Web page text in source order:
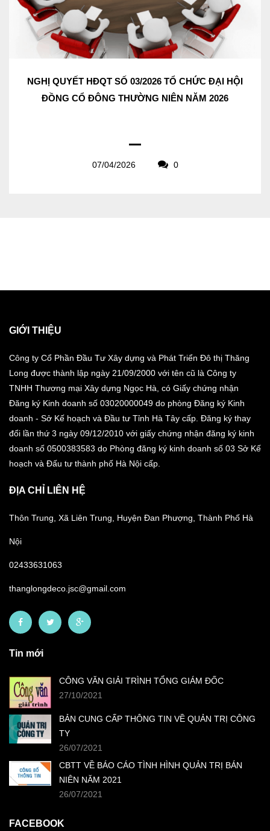
NGHỊ QUYẾT HĐQT SỐ 03/2026 TỔ CHỨC ĐẠI HỘI
ĐỒNG CỔ ĐÔNG THƯỜNG NIÊN NĂM 2026
07/04/2026 0
GIỚI THIỆU
Công ty Cổ Phần Đầu Tư Xây dựng và Phát Triển Đô thị Thăng
Long được thành lập ngày 21/09/2000 với tên cũ là Công ty
TNHH Thương mại Xây dựng Ngọc Hà, có Giấy chứng nhận
Đăng ký Kinh doanh số 03020000049 do phòng Đăng ký Kinh
doanh - Sở Kế hoạch và Đầu tư Tỉnh Hà Tây cấp. Đăng ký thay
đổi lần thứ 3 ngày 09/12/2010 với giấy chứng nhận đăng ký kinh
doanh số 0500383583 do Phòng đăng ký kinh doanh số 03 Sở Kế
hoạch và Đấu tư thành phố Hà Nội cấp.
ĐỊA CHỈ LIÊN HỆ
Thôn Trung, Xã Liên Trung, Huyện Đan Phượng, Thành Phố Hà
Nội
02433631063
thanglongdeco.jsc@gmail.com
Tin mới
CÔNG VĂN GIẢI TRÌNH TỔNG GIÁM ĐỐC
27/10/2021
BẢN CUNG CẤP THÔNG TIN VỀ QUẢN TRỊ CÔNG
TY
26/07/2021
CBTT VỀ BÁO CÁO TÌNH HÌNH QUẢN TRỊ BÁN
NIÊN NĂM 2021
26/07/2021
FACEBOOK